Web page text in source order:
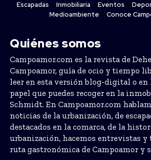
Escapadas
Inmobiliaria Eventos
Medioambiente
Conoce
Quiénes somos
Campoamor.com es la revista de
Campoamor, guía de ocio y tiempo
leer en esta versión blog-digital o en
papel que puedes recoger en la
Schmidt. En Campoamor.com
noticias de la urbanización, de
destacados en la comarca, de la
urbanización, hacemos entrevistas y
ruta gastronómica de Campoamor y